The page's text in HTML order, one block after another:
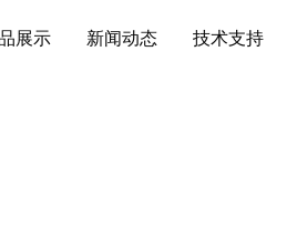
展示 新闻动态 技术支持